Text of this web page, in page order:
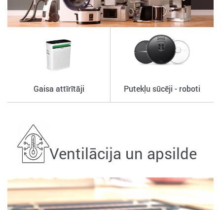
Gaisa attīrītāji Putekļu sūcēji - roboti
Ventilācija un apsilde